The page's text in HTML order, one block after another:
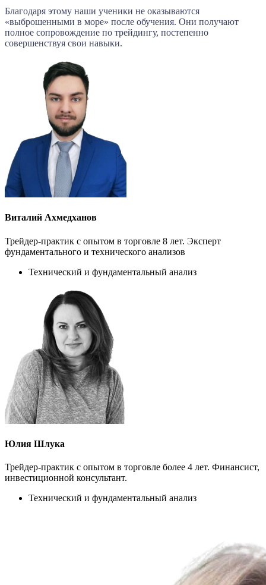
Благодаря этому наши ученики не оказываются
«выброшенными в море» после обучения. Они получают
полное сопровождение по трейдингу, постепенно
совершенствуя свои навыки.
Виталий Ахмедханов
Трейдер-практик с опытом в торговле 8 лет. Эксперт
фундаментального и технического анализов
Технический и фундаментальный анализ
Юлия Шлука
Трейдер-практик с опытом в торговле более 4 лет. Финансист,
инвестиционной консультант.
Технический и фундаментальный анализ